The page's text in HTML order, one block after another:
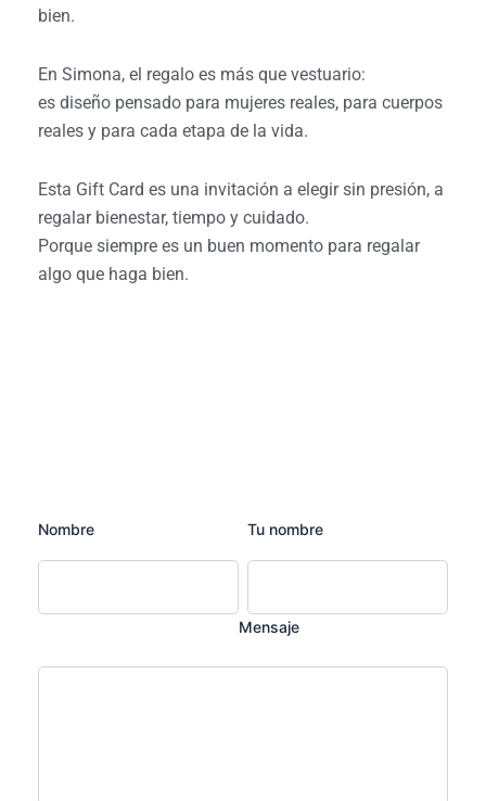
bien.
En Simona, el regalo es más que vestuario:
es diseño pensado para mujeres reales, para cuerpos
reales y para cada etapa de la vida.
Esta Gift Card es una invitación a elegir sin presión, a
regalar bienestar, tiempo y cuidado.
Porque siempre es un buen momento para regalar
algo que haga bien.
Nombre Tu nombre
Mensaje